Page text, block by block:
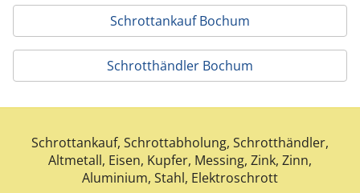
Schrottankauf Bochum
Schrotthändler Bochum
Schrottankauf, Schrottabholung, Schrotthändler,
Altmetall, Eisen, Kupfer, Messing, Zink, Zinn,
Aluminium, Stahl, Elektroschrott